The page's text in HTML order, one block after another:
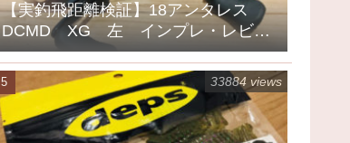
【実釣飛距離検証】18アンタレス
DCMD XG 左 インプレ・レビュ
ー
33884 views